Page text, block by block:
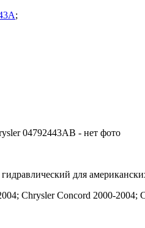
;
для
Chrysler Concord 2000-